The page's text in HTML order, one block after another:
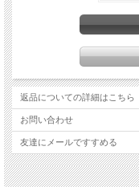
返品についての詳細はこちら
お問い合わせ
友達にメールですすめる